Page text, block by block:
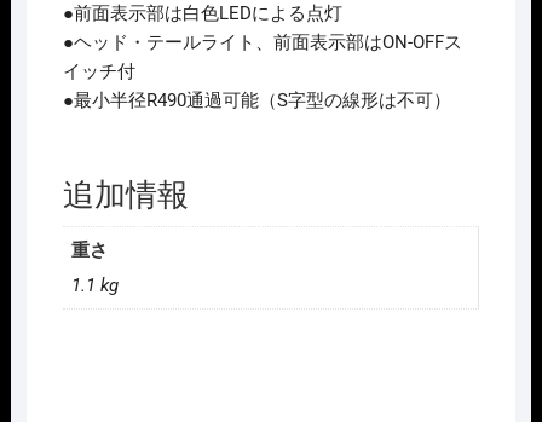
個
●前面表示部は白色LEDによる点灯
●ヘッド・テールライト、前面表示部はON-OFFス
イッチ付
●最小半径R490通過可能（S字型の線形は不可）
追加情報
重さ
1.1 kg